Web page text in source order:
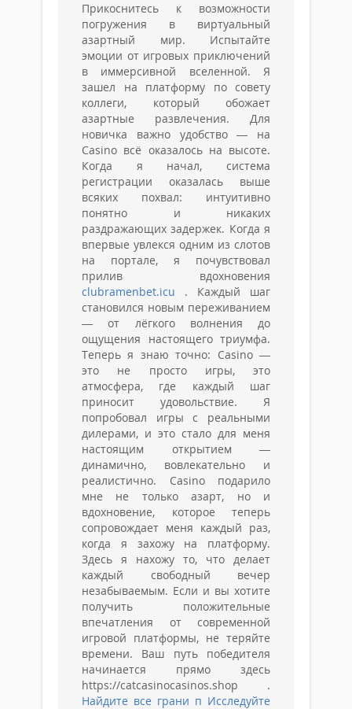
Прикоснитесь к возможности
погружения в виртуальный
азартный мир. Испытайте
эмоции от игровых приключений
в иммерсивной вселенной. Я
зашел на платформу по совету
коллеги, который обожает
азартные развлечения. Для
новичка важно удобство — на
Casino всё оказалось на высоте.
Когда я начал, система
регистрации оказалась выше
всяких похвал: интуитивно
понятно и никаких
раздражающих задержек. Когда я
впервые увлекся одним из слотов
на портале, я почувствовал
прилив вдохновения
clubramenbet.icu . Каждый шаг
становился новым переживанием
— от лёгкого волнения до
ощущения настоящего триумфа.
Теперь я знаю точно: Casino —
это не просто игры, это
атмосфера, где каждый шаг
приносит удовольствие. Я
попробовал игры с реальными
дилерами, и это стало для меня
настоящим открытием —
динамично, вовлекательно и
реалистично. Casino подарило
мне не только азарт, но и
вдохновение, которое теперь
сопровождает меня каждый раз,
когда я захожу на платформу.
Здесь я нахожу то, что делает
каждый свободный вечер
незабываемым. Если и вы хотите
получить положительные
впечатления от современной
игровой платформы, не теряйте
времени. Ваш путь победителя
начинается прямо здесь
https://catcasinocasinos.shop .
Найдите все грани п Исследуйте